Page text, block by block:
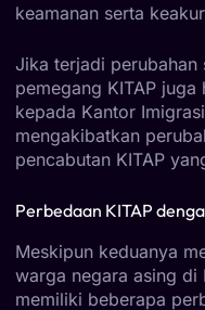
keamanan serta
Jika terjadi perubahan
pemegang KITAP
kepada Kantor
mengakibatkan
pencabutan KITAP
Perbedaan KITAP
Meskipun keduanya
warga negara asing di
memiliki beberapa